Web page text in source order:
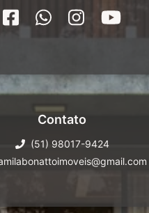
Contato
(51) 98017-9424